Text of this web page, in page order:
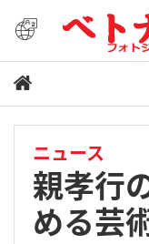
ニュース
親孝行
める芸